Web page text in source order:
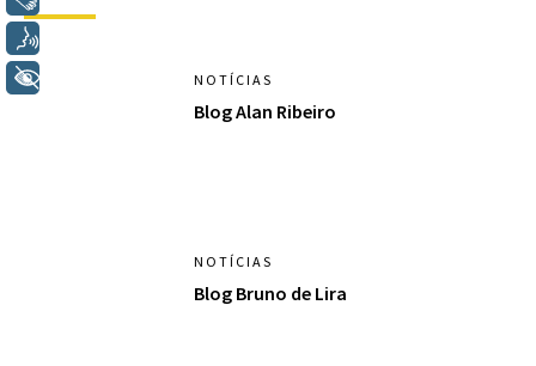
NOTÍCIAS
Blog Alan Ribeiro
NOTÍCIAS
Blog Bruno de Lira
+ Acessibilidade